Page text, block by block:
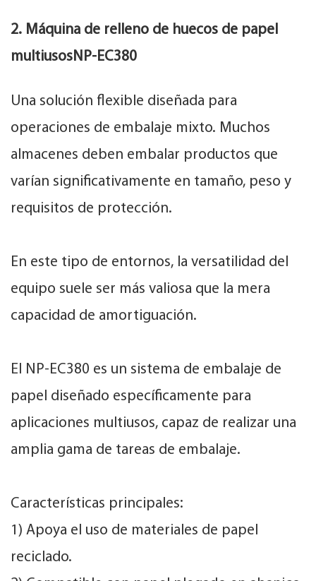
2. Máquina de relleno de huecos de papel
multiusosNP-EC380
Una solución flexible diseñada para
operaciones de embalaje mixto. Muchos
almacenes deben embalar productos que
varían significativamente en tamaño, peso y
requisitos de protección.
En este tipo de entornos, la versatilidad del
equipo suele ser más valiosa que la mera
capacidad de amortiguación.
El NP-EC380 es un sistema de embalaje de
papel diseñado específicamente para
aplicaciones multiusos, capaz de realizar una
amplia gama de tareas de embalaje.
Características principales:
1) Apoya el uso de materiales de papel
reciclado.